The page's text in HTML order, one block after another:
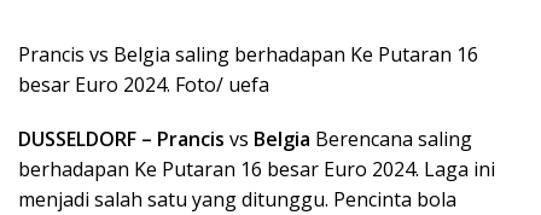
Prancis vs Belgia saling berhadapan Ke Putaran 16
besar Euro 2024. Foto/ uefa
DUSSELDORF – Prancis vs Belgia Berencana saling
berhadapan Ke Putaran 16 besar Euro 2024. Laga ini
menjadi salah satu yang ditunggu. Pencinta bola